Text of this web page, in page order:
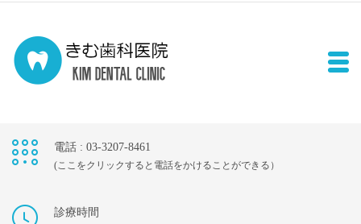
電話 : 03-3207-8461
(ここをクリックすると電話をかけることができる）
診療時間